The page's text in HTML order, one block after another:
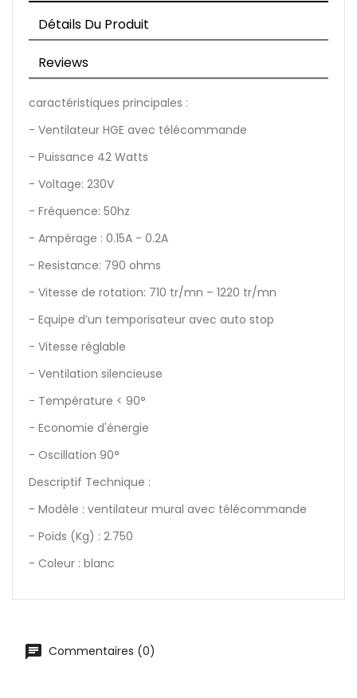
Détails Du Produit
Reviews
caractéristiques principales :
- Ventilateur HGE avec télécommande
- Puissance 42 Watts
- Voltage: 230V
- Fréquence: 50hz
- Ampérage : 0.15A - 0.2A
- Resistance: 790 ohms
- Vitesse de rotation: 710 tr/mn – 1220 tr/mn
- Equipe d’un temporisateur avec auto stop
- Vitesse réglable
- Ventilation silencieuse
- Température < 90°
- Economie d'énergie
- Oscillation 90°
Descriptif Technique :
- Modèle : ventilateur mural avec télécommande
- Poids (Kg) : 2.750
- Coleur : blanc
Commentaires (0)